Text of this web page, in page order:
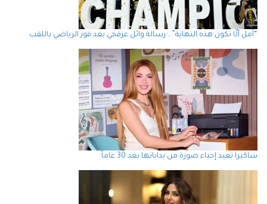
“آمل ألّا تكون هذه النهاية”… رسالة وائل عرقجي بعد فوز الرياضي باللقب
شاكيرا تعيد إحياء صورة من بداياتها بعد 30 عاماً